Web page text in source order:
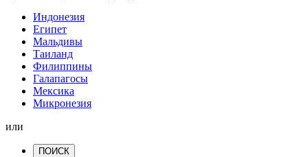
Индонезия
Египет
Мальдивы
Таиланд
Филиппины
Галапагосы
Мексика
Микронезия
или
ПОИСК